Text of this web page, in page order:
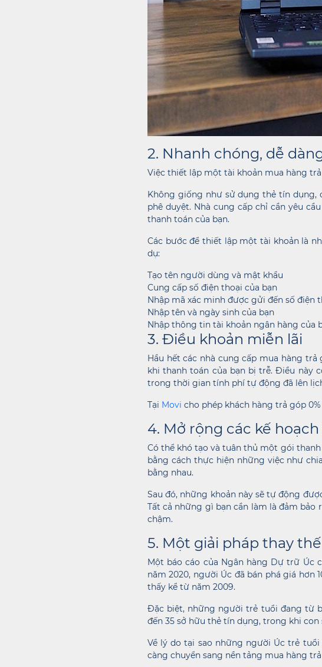
2. Nhanh chóng, dễ
Việc thiết lập một tài khoản mua hàng
Không giống như sử dụng thẻ tín
phê duyệt. Nhà cung cấp chỉ cần yêu
thanh toán của bạn.
Các bước để thiết lập một tài khoản là
dụ:
Tạo tên người dùng và mật khẩu
Cung cấp số điện thoại của bạn
Nhập mã xác minh được gửi đến số điện
Nhập tên và ngày sinh của bạn
Nhập thông tin tài khoản ngân hàng của
3. Điều khoản miễn lãi
Hầu hết các nhà cung cấp mua hàng
khi thanh toán của bạn bị trễ. Điều này
trong thời gian tính phí tự động đã lên
Tại Movi cho phép khách hàng trả góp
4. Mở rộng các kế
Có thể khó tạo và tuân thủ một gói
bằng cách thực hiện những việc như
bằng nhau.
Sau đó, những khoản này sẽ tự động
Tất cả những gì bạn cần làm là đảm
chậm.
5. Một giải pháp thay
Một báo cáo của Ngân hàng Dự trữ Úc
năm 2020, người Úc đã bán phá giá
thấy kể từ năm 2009.
Đặc biệt, những người trẻ tuổi đang từ
đến 35 sở hữu thẻ tín dụng, trong khi
Về lý do tại sao những người Úc trẻ
càng chuyển sang nền tảng mua hàng